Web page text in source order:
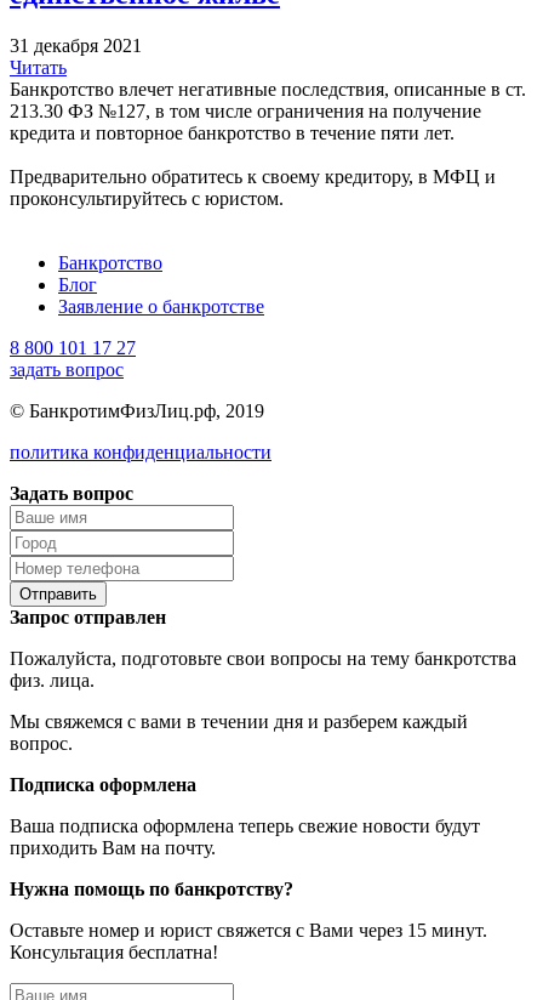
31 декабря 2021
Читать
Банкротство влечет негативные последствия, описанные в ст.
213.30 ФЗ №127, в том числе ограничения на получение
кредита и повторное банкротство в течение пяти лет.
Предварительно обратитесь к своему кредитору, в МФЦ и
проконсультируйтесь с юристом.
Банкротство
Блог
Заявление о банкротстве
8 800 101 17 27
задать вопрос
© БанкротимФизЛиц.рф, 2019
политика конфиденциальности
Задать вопрос
Отправить
Запрос отправлен
Пожалуйста, подготовьте свои вопросы на тему банкротства
физ. лица.
Мы свяжемся с вами в течении дня и разберем каждый
вопрос.
Подписка оформлена
Ваша подписка оформлена теперь свежие новости будут
приходить Вам на почту.
Нужна помощь по банкротству?
Оставьте номер и юрист свяжется с Вами через 15 минут.
Консультация бесплатна!